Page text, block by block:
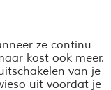
ze continu
kost ook meer.
van je
uit voordat je